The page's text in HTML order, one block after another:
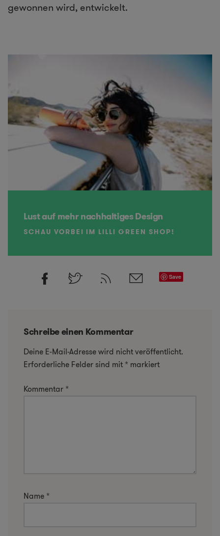
gewonnen wird, entwickelt.
Lust auf mehr nachhaltiges Design
SCHAU VORBEI IM LILLI GREEN SHOP!
Save
Schreibe einen Kommentar
Deine E-Mail-Adresse wird nicht veröffentlicht.
Erforderliche Felder sind mit * markiert
Kommentar *
Name *